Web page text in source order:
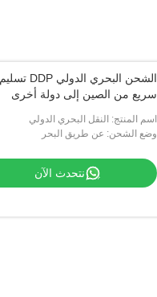
الشحن البحري الدولي DDP تسليم
سريع من الصين إلى دولة أخرى
اسم المنتج: النقل البحري الدولي
وضع الشحن: عن طريق البحر
نتحدث الآن